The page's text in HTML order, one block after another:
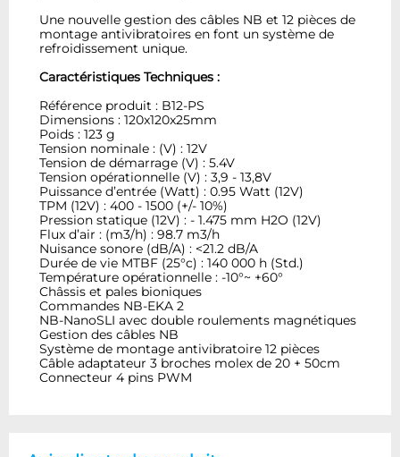
Une nouvelle gestion des câbles NB et 12 pièces de
montage antivibratoires en font un système de
refroidissement unique.
Caractéristiques Techniques :
Référence produit : B12-PS
Dimensions : 120x120x25mm
Poids : 123 g
Tension nominale : (V) : 12V
Tension de démarrage (V) : 5.4V
Tension opérationnelle (V) : 3,9 - 13,8V
Puissance d’entrée (Watt) : 0.95 Watt (12V)
TPM (12V) : 400 - 1500 (+/- 10%)
Pression statique (12V) : - 1.475 mm H2O (12V)
Flux d’air : (m3/h) : 98.7 m3/h
Nuisance sonore (dB/A) : <21.2 dB/A
Durée de vie MTBF (25°c) : 140 000 h (Std.)
Température opérationnelle : -10°~ +60°
Châssis et pales bioniques
Commandes NB-EKA 2
NB-NanoSLI avec double roulements magnétiques
Gestion des câbles NB
Système de montage antivibratoire 12 pièces
Câble adaptateur 3 broches molex de 20 + 50cm
Connecteur 4 pins PWM